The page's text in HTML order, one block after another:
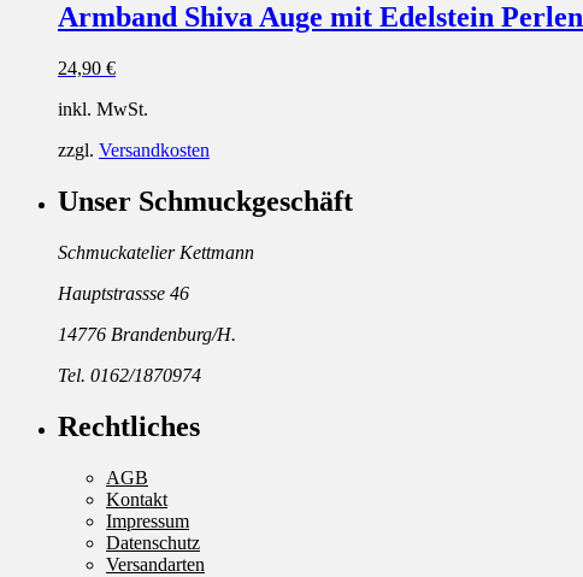
Armband Shiva Auge mit Edelstein Perlen
24,90 €
inkl. MwSt.
zzgl. Versandkosten
Unser Schmuckgeschäft
Schmuckatelier Kettmann
Hauptstrassse 46
14776 Brandenburg/H.
Tel. 0162/1870974
Rechtliches
AGB
Kontakt
Impressum
Datenschutz
Versandarten